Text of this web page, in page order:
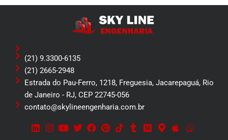
(21) 9.3300-6135
(21) 2665-2948
Estrada do Pau-Ferro, 1218, Freguesia, Jacarepaguá, Rio
de Janeiro - RJ, CEP 22745-056
contato@skylineengenharia.com.br